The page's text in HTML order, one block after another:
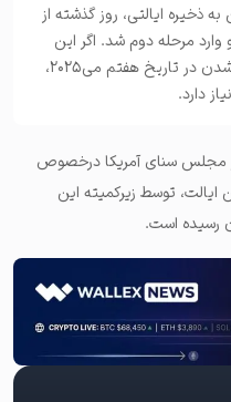
ذخیره ایالتی، روز گذشته از
وارد مرحله دوم شد. اگر این
لایحه از سنا نیز عبور کند، برای اجرایی شدن در تاریخ هفتم می‌۲۰۲۵،
دارد.
در مجلس سنای آمریکا درخصوص
ایالت، توسط زیرکمیته این
رسیده است.